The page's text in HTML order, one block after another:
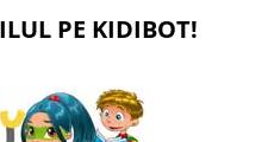
PE KIDIBOT!